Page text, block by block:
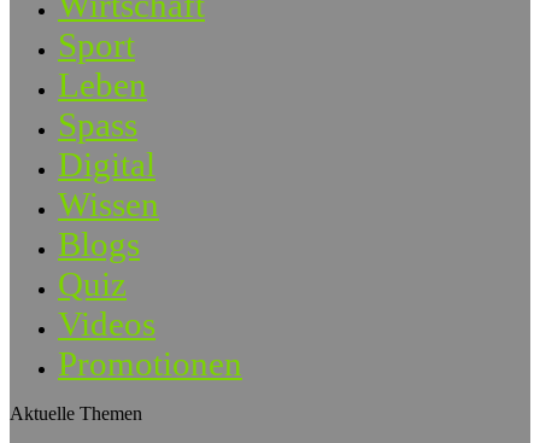
Sport
Leben
Spass
Digital
Wissen
Blogs
Quiz
Videos
Promotionen
Aktuelle Themen